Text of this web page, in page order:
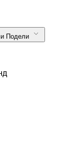
или Подели